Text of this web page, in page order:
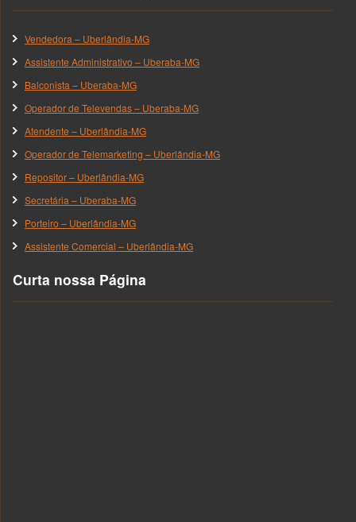
Vendedora – Uberlândia-MG
Assistente Administrativo – Uberaba-MG
Balconista – Uberaba-MG
Operador de Televendas – Uberaba-MG
Atendente – Uberlândia-MG
Operador de Telemarketing – Uberlândia-MG
Repositor – Uberlândia-MG
Secretária – Uberaba-MG
Porteiro – Uberlândia-MG
Assistente Comercial – Uberlândia-MG
Curta nossa Página